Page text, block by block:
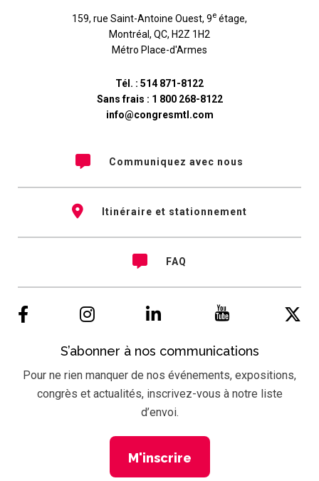
159, rue Saint-Antoine Ouest, 9e étage,
Montréal , QC, H2Z 1H2
Métro Place-d'Armes
Tél. : 514 871-8122
Sans frais : 1 800 268-8122
info@congresmtl.com
Communiquez avec nous
Itinéraire et stationnement
FAQ
S’abonner à nos communications
Pour ne rien manquer de nos événements, expositions,
congrès et actualités, inscrivez-vous à notre liste
d’envoi.
M'inscrire